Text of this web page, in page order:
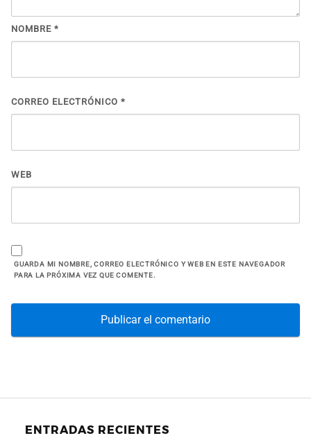
NOMBRE *
CORREO ELECTRÓNICO *
WEB
GUARDA MI NOMBRE, CORREO ELECTRÓNICO Y WEB EN ESTE NAVEGADOR
PARA LA PRÓXIMA VEZ QUE COMENTE.
ENTRADAS RECIENTES